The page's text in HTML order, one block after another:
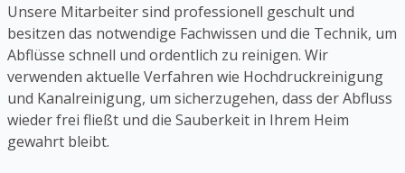
Unsere Mitarbeiter sind professionell geschult und
besitzen das notwendige Fachwissen und die Technik, um
Abflüsse schnell und ordentlich zu reinigen. Wir
verwenden aktuelle Verfahren wie Hochdruckreinigung
und Kanalreinigung, um sicherzugehen, dass der Abfluss
wieder frei fließt und die Sauberkeit in Ihrem Heim
gewahrt bleibt.